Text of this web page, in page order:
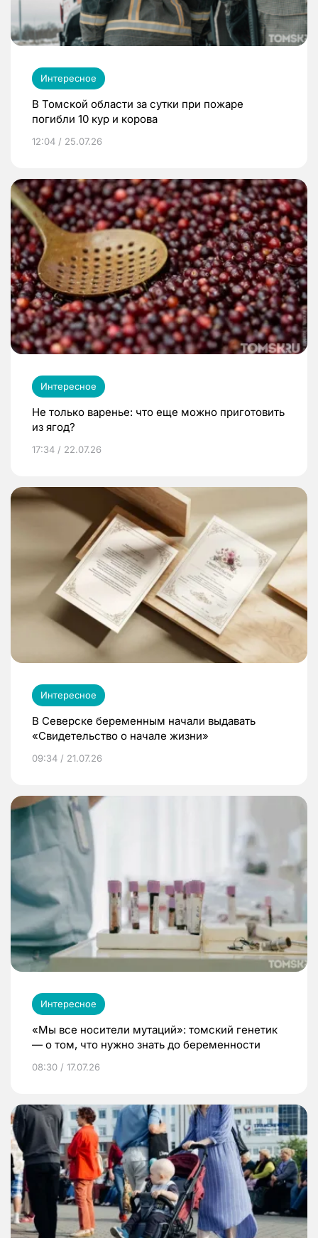
Интересное
В Томской области за сутки при пожаре
погибли 10 кур и корова
12:04 / 25.07.26
Интересное
Не только варенье: что еще можно приготовить
из ягод?
17:34 / 22.07.26
Интересное
В Северске беременным начали выдавать
«Свидетельство о начале жизни»
09:34 / 21.07.26
Интересное
«Мы все носители мутаций»: томский генетик
— о том, что нужно знать до беременности
08:30 / 17.07.26